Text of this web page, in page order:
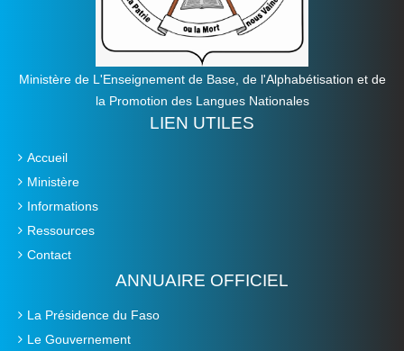
Ministère de L'Enseignement de Base, de l'Alphabétisation et de
la Promotion des Langues Nationales
LIEN UTILES
Accueil
Ministère
Informations
Ressources
Contact
ANNUAIRE OFFICIEL
La Présidence du Faso
Le Gouvernement